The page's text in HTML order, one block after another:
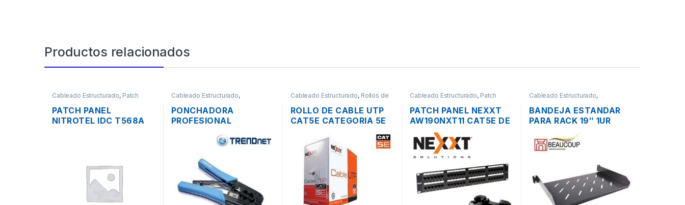
Productos relacionados
Cableado Estructurado, Patch
PATCH PANEL
NITROTEL IDC T568A
Cableado Estructurado,
PONCHADORA
PROFESIONAL
CORTA Y PELA RJ45
Cableado Estructurado, Rollos de
ROLLO DE CABLE UTP
CAT5E CATEGORIA 5E
Cableado Estructurado, Patch
PATCH PANEL NEXXT
AW190NXT11 CAT5E DE
48 PUERTOS PARA
RACK DE 19″
Cableado Estructurado,
Metalmecánicos
BANDEJA ESTANDAR
PARA RACK 19″ 1UR